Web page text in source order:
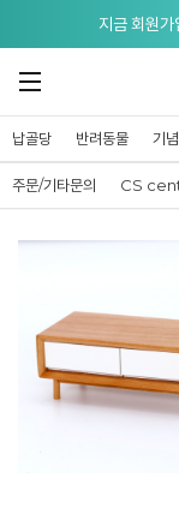
지금 회원
납골당 반려동물 기
주문/기타문의 CS